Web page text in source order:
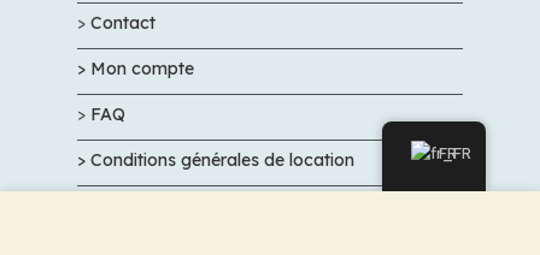
> Contact
> Mon compte
> FAQ
> Conditions générales de location FR